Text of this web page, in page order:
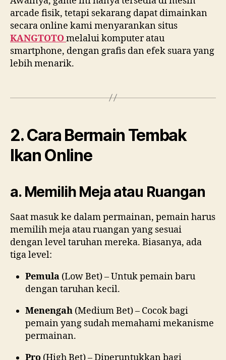
arcade fisik, tetapi sekarang dapat dimainkan
secara online kami menyarankan situs
KANGTOTOmelalui komputer atau
smartphone, dengan grafis dan efek suara yang
lebih menarik.
2. Cara Bermain Tembak
Ikan Online
a. Memilih Meja atau Ruangan
Saat masuk ke dalam permainan, pemain harus
memilih meja atau ruangan yang sesuai
dengan level taruhan mereka. Biasanya, ada
tiga level:
Pemula (Low Bet) – Untuk pemain baru
dengan taruhan kecil.
Menengah (Medium Bet) – Cocok bagi
pemain yang sudah memahami mekanisme
permainan.